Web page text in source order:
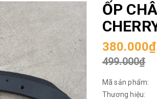
ỐP
380.000₫
499.000₫
Mã sản phẩm:
Thương hiệu: